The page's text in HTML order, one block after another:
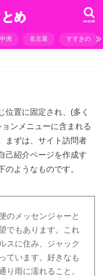
search
中洲 名古屋 すすきの
位置に固定され、(多く
ンメニューに含まれる
まずは、サイト訪問者
己紹介ページを作成す
のようなものです。
のメッセンジャーと
でもあります。これ
スに住み、ジャック
ています。好きなも
り雨に濡れること。